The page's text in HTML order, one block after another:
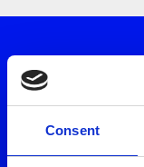
Consent
Τηλέφωνο *
Αποδέχομαι τη χρήση
Κατέβασε το